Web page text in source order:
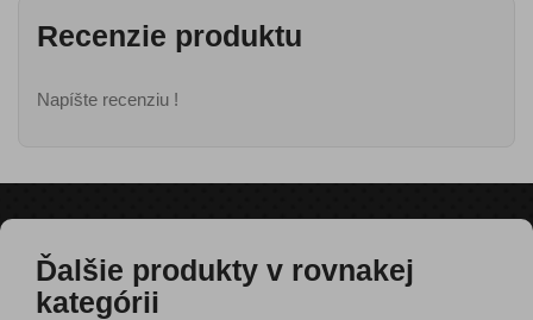
Recenzie produktu
Napíšte recenziu !
Ďalšie produkty v rovnakej
kategórii